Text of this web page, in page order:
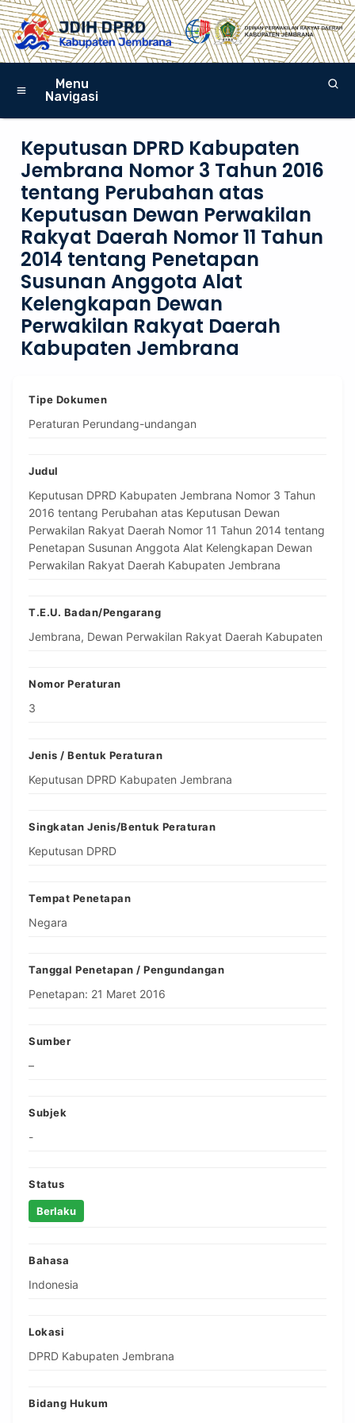
Menu
Navigasi
Keputusan DPRD Kabupaten
Jembrana Nomor 3 Tahun 2016
tentang Perubahan atas
Keputusan Dewan Perwakilan
Rakyat Daerah Nomor 11 Tahun
2014 tentang Penetapan
Susunan Anggota Alat
Kelengkapan Dewan
Perwakilan Rakyat Daerah
Kabupaten Jembrana
Tipe Dokumen
Peraturan Perundang-undangan
Judul
Keputusan DPRD Kabupaten Jembrana Nomor 3 Tahun
2016 tentang Perubahan atas Keputusan Dewan
Perwakilan Rakyat Daerah Nomor 11 Tahun 2014 tentang
Penetapan Susunan Anggota Alat Kelengkapan Dewan
Perwakilan Rakyat Daerah Kabupaten Jembrana
T.E.U. Badan/Pengarang
Jembrana, Dewan Perwakilan Rakyat Daerah Kabupaten
Nomor Peraturan
3
Jenis / Bentuk Peraturan
Keputusan DPRD Kabupaten Jembrana
Singkatan Jenis/Bentuk Peraturan
Keputusan DPRD
Tempat Penetapan
Negara
Tanggal Penetapan / Pengundangan
Penetapan: 21 Maret 2016
Sumber
–
Subjek
-
Status
Berlaku
Bahasa
Indonesia
Lokasi
DPRD Kabupaten Jembrana
Bidang Hukum